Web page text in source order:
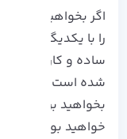
اگر بخواهیم از
ساده و کاربر
شده است که می
بخواهید برای شما
خواهید بود تا